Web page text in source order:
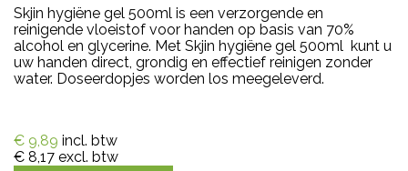
Skjin hygiëne gel 500ml is een verzorgende en
reinigende vloeistof voor handen op basis van 70%
alcohol en glycerine. Met Skjin hygiëne gel 500ml kunt u
uw handen direct, grondig en effectief reinigen zonder
water. Doseerdopjes worden los meegeleverd.
€ 9,89 incl. btw
€ 8,17 excl. btw